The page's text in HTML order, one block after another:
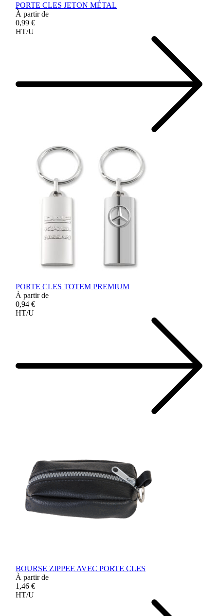
PORTE CLES JETON MÉTAL
À partir de
0,99 €
HT/U
PORTE CLES TOTEM PREMIUM
À partir de
0,94 €
HT/U
BOURSE ZIPPEE AVEC PORTE CLES
À partir de
1,46 €
HT/U